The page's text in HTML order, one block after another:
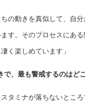
ちの動きを真似して、自
す。そのプロセスにあ
く楽しめています」
、最も警戒するのはど
スタミナが落ちないとこ